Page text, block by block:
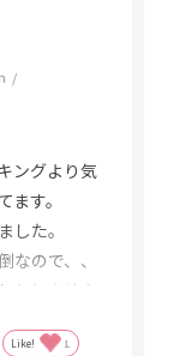
ングより気
す。
した。
ので、、
かりません
Like! 1